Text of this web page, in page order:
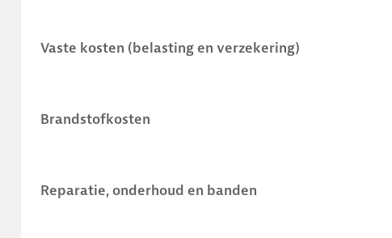
Vaste kosten (belasting en verzekering)
Brandstofkosten
Reparatie, onderhoud en banden